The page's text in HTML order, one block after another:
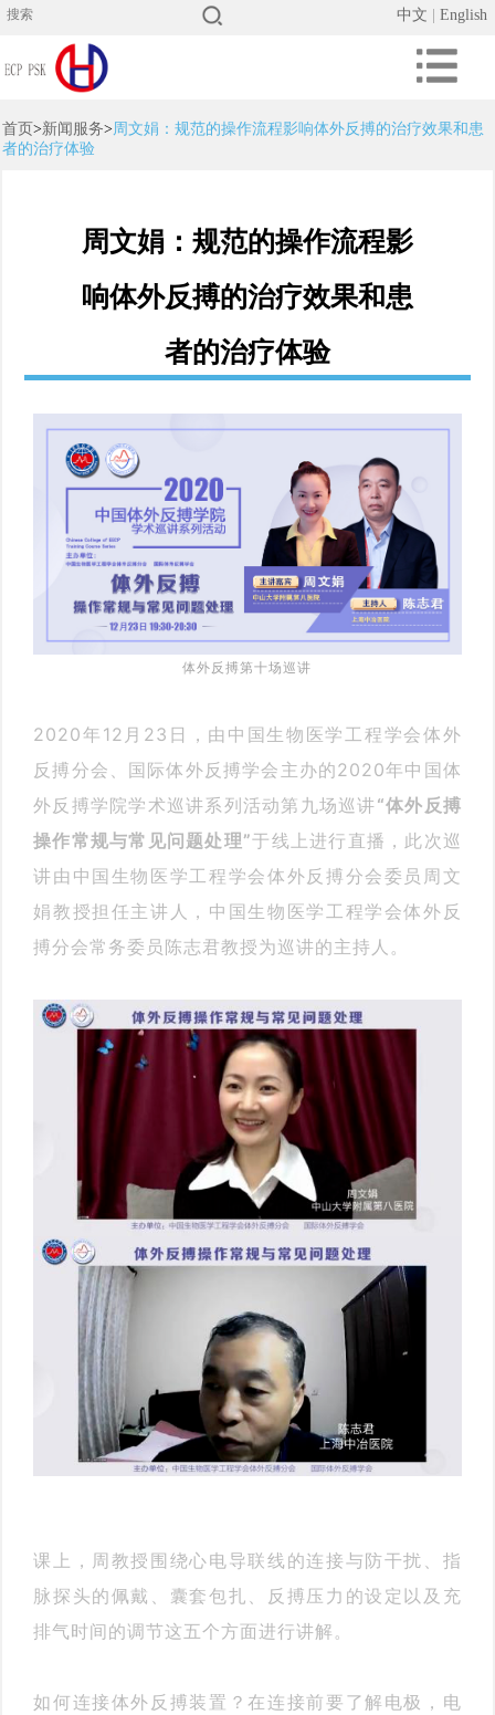
中文 English
首页>新闻服务>周文娟：规范的操作流程影响体外反搏的治疗效果和患
者的治疗体验
周文娟：规范的操作流程影
响体外反搏的治疗效果和患
者的治疗体验
体外反搏第十场巡讲
2020年12月23日，由中国生物医学工程学会体外
反搏分会、国际体外反搏学会主办的2020年中国体
外反搏学院学术巡讲系列活动第九场巡讲“体外反搏
操作常规与常见问题处理”于线上进行直播，此次巡
讲由中国生物医学工程学会体外反搏分会委员周文
娟教授担任主讲人，中国生物医学工程学会体外反
搏分会常务委员陈志君教授为巡讲的主持人。
课上，周教授围绕心电导联线的连接与防干扰、指
脉探头的佩戴、囊套包扎、反搏压力的设定以及充
排气时间的调节这五个方面进行讲解。
如何连接体外反搏装置？在连接前要了解电极，电